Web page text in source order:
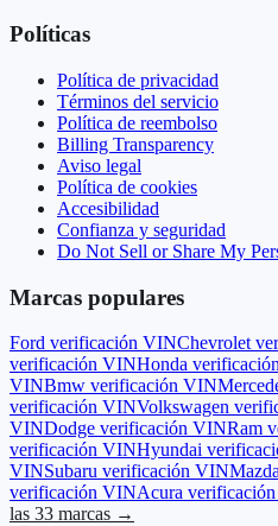
Políticas
Política de privacidad
Términos del servicio
Política de reembolso
Billing Transparency
Aviso legal
Política de cookies
Accesibilidad
Confianza y seguridad
Do Not Sell or Share My
Marcas populares
Ford verificación VINChevrolet
verificación VINHonda
VINBmw verificación VIN
verificación VINVolkswagen
VINDodge verificación VINRam
verificación VINHyundai
VINSubaru verificación VINMazda
verificación VINAcura
las 33 marcas →